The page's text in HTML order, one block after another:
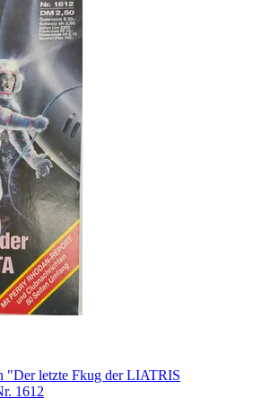
"Der letzte Fkug der LIATRIS
1612